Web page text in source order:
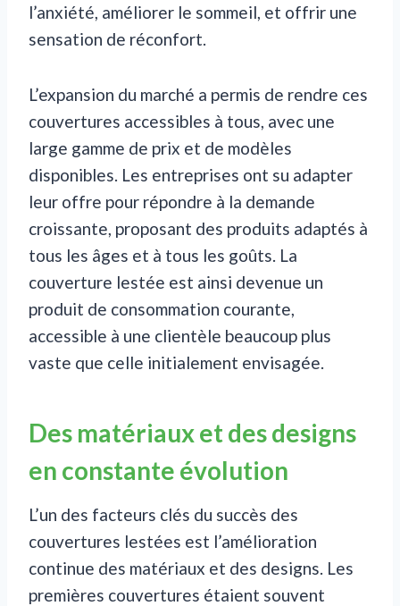
l’anxiété, améliorer le sommeil, et offrir une
sensation de réconfort.
L’expansion du marché a permis de rendre ces
couvertures accessibles à tous, avec une
large gamme de prix et de modèles
disponibles. Les entreprises ont su adapter
leur offre pour répondre à la demande
croissante, proposant des produits adaptés à
tous les âges et à tous les goûts. La
couverture lestée est ainsi devenue un
produit de consommation courante,
accessible à une clientèle beaucoup plus
vaste que celle initialement envisagée.
Des matériaux et des designs
en constante évolution
L’un des facteurs clés du succès des
couvertures lestées est l’amélioration
continue des matériaux et des designs. Les
premières couvertures étaient souvent